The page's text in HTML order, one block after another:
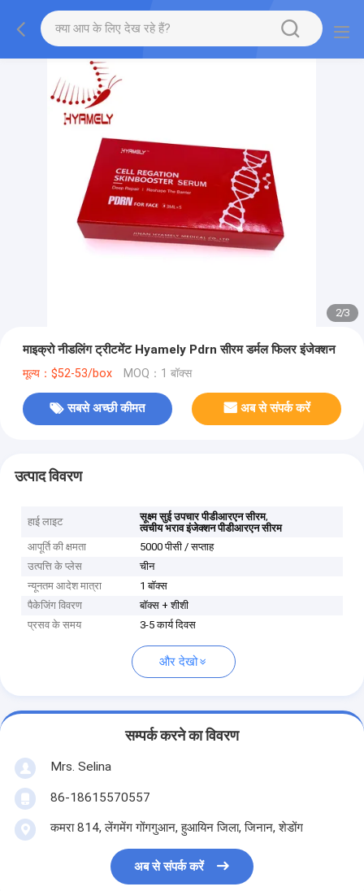
2/3
माइक्रो नीडलिंग ट्रीटमेंट Hyamely Pdrn सीरम डर्मल फिलर इंजेक्शन
मूल्य：$52-53/box MOQ：1 बॉक्स
सबसे अच्छी कीमत अब से संपर्क करें
उत्पाद विवरण
हाई लाइट सूक्ष्म सुई उपचार पीडीआरएन सीरम,
त्वचीय भराव इंजेक्शन पीडीआरएन सीरम
आपूर्ति की क्षमता
5000 पीसी / सप्ताह
उत्पत्ति के प्लेस
चीन
न्यूनतम आदेश मात्रा
1 बॉक्स
पैकेजिंग विवरण
बॉक्स + शीशी
प्रसव के समय
3-5 कार्य दिवस
और देखो
सम्पर्क करने का विवरण
Mrs. Selina
86-18615570557
कमरा 814, लेंगमेंग गोंगगुआन, हुआयिन जिला, जिनान, शेडोंग
अब से संपर्क करें